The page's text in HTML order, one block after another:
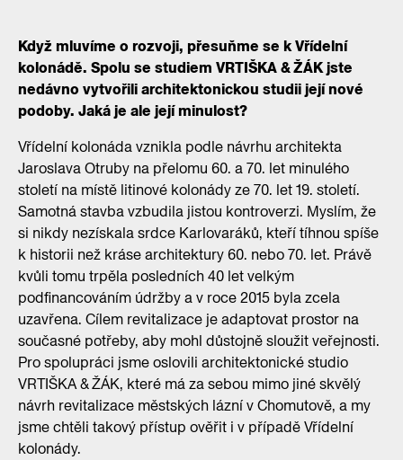
Když mluvíme o rozvoji, přesuňme se k Vřídelní
kolonádě. Spolu se studiem VRTIŠKA & ŽÁK jste
nedávno vytvořili architektonickou studii její nové
podoby. Jaká je ale její minulost?
Vřídelní kolonáda vznikla podle návrhu architekta
Jaroslava Otruby na přelomu 60. a 70. let minulého
století na místě litinové kolonády ze 70. let 19. století.
Samotná stavba vzbudila jistou kontroverzi. Myslím, že
si nikdy nezískala srdce Karlovaráků, kteří tíhnou spíše
k historii než kráse architektury 60. nebo 70. let. Právě
kvůli tomu trpěla posledních 40 let velkým
podfinancováním údržby a v roce 2015 byla zcela
uzavřena. Cílem revitalizace je adaptovat prostor na
současné potřeby, aby mohl důstojně sloužit veřejnosti.
Pro spolupráci jsme oslovili architektonické studio
VRTIŠKA & ŽÁK, které má za sebou mimo jiné skvělý
návrh revitalizace městských lázní v Chomutově, a my
jsme chtěli takový přístup ověřit i v případě Vřídelní
kolonády.